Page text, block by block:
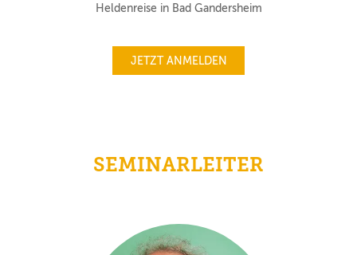
Heldenreise in Bad Gandersheim
JETZT ANMELDEN
SEMINARLEITER